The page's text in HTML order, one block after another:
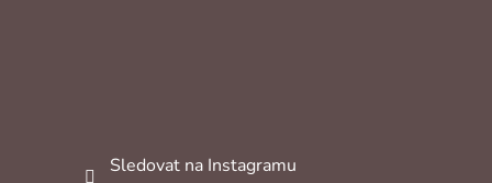
Sledovat na Instagramu